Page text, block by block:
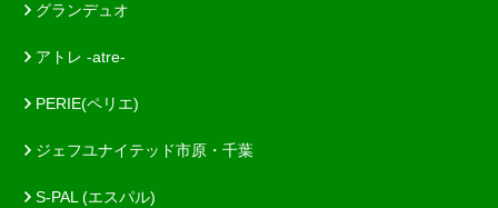
グランデュオ
アトレ -atre-
PERIE(ペリエ)
ジェフユナイテッド市原・千葉
S-PAL (エスパル)